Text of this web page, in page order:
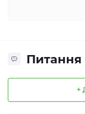
Питання
+